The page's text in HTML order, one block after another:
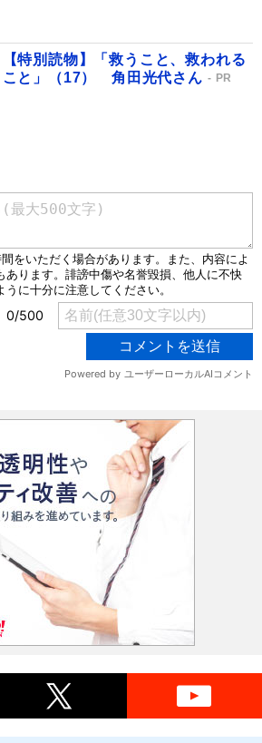
【特別読物】「救うこと、救われる
こと」（17） 角田光代さん
PR